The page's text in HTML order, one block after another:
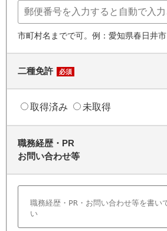
市町村名までで可。例：愛知県春日井市
二種免許 必須
取得済み 未取得
職務経歴・PR
お問い合わせ等